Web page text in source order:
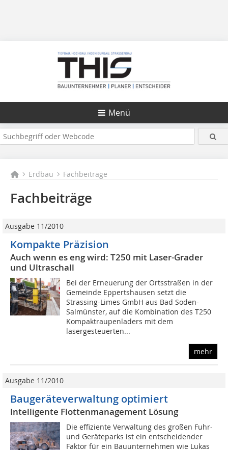
Menü
Erdbau Fachbeiträge
Fachbeiträge
Ausgabe 11/2010
Kompakte Präzision
Auch wenn es eng wird: T250 mit Laser-Grader
und Ultraschall
Bei der Erneuerung der Ortsstraßen in der
Gemeinde Eppertshausen setzt die
Strassing-Limes GmbH aus Bad Soden-
Salmünster, auf die Kombination des T250
Kompaktraupenladers mit dem
lasergesteuerten...
mehr
Ausgabe 11/2010
Baugeräteverwaltung optimiert
Intelligente Flottenmanagement Lösung
Die effiziente Verwaltung des großen Fuhr-
und Geräteparks ist ein entscheidender
Faktor für ein Bauunternehmen wie Lukas